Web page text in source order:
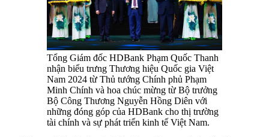
Tổng Giám đốc HDBank Phạm Quốc Thanh
nhận biểu trưng Thương hiệu Quốc gia Việt
Nam 2024 từ Thủ tướng Chính phủ Phạm
Minh Chính và hoa chúc mừng từ Bộ trưởng
Bộ Công Thương Nguyễn Hồng Diên với
những đóng góp của HDBank cho thị trường
tài chính và sự phát triển kinh tế Việt Nam.